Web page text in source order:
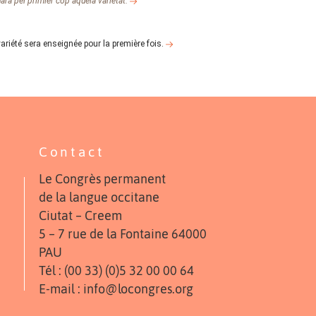
sera enseignée pour la première fois.
Contact
Le Congrès permanent
de la langue occitane
Ciutat – Creem
5 – 7 rue de la Fontaine 64000
PAU
Tél : (00 33) (0)5 32 00 00 64
E-mail : info@locongres.org